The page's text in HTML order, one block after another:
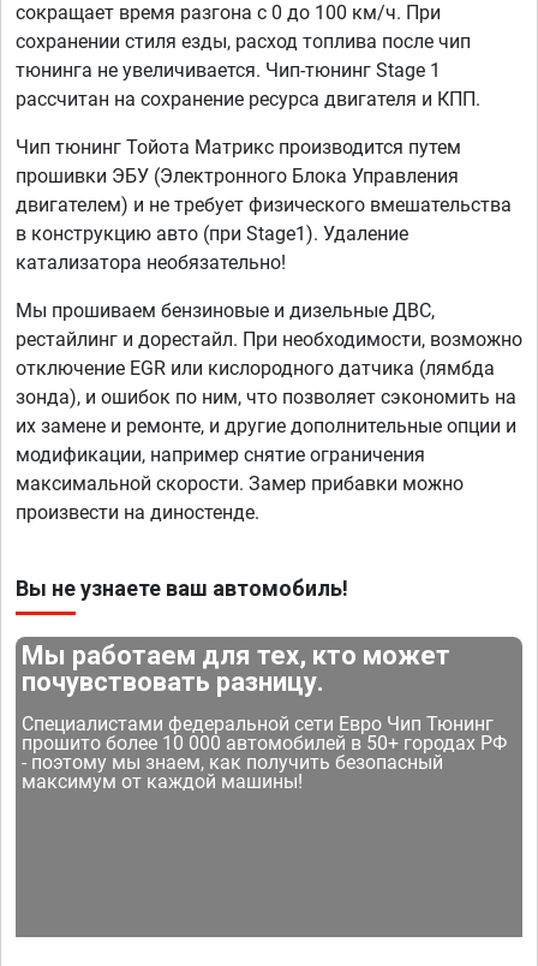
сокращает время разгона с 0 до 100 км/ч. При
сохранении стиля езды, расход топлива после чип
тюнинга не увеличивается. Чип-тюнинг Stage 1
рассчитан на сохранение ресурса двигателя и КПП.
Чип тюнинг Тойота Матрикс производится путем
прошивки ЭБУ (Электронного Блока Управления
двигателем) и не требует физического вмешательства
в конструкцию авто (при Stage1). Удаление
катализатора необязательно!
Мы прошиваем бензиновые и дизельные ДВС,
рестайлинг и дорестайл. При необходимости, возможно
отключение EGR или кислородного датчика (лямбда
зонда), и ошибок по ним, что позволяет сэкономить на
их замене и ремонте, и другие дополнительные опции и
модификации, например снятие ограничения
максимальной скорости. Замер прибавки можно
произвести на диностенде.
Вы не узнаете ваш автомобиль!
Мы работаем для тех, кто может
почувствовать разницу.
Специалистами федеральной сети Евро Чип Тюнинг
прошито более 10 000 автомобилей в 50+ городах РФ
- поэтому мы знаем, как получить безопасный
максимум от каждой машины!